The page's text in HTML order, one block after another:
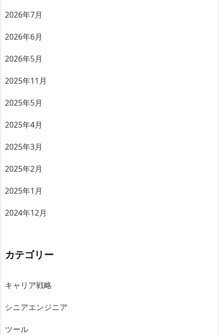
2026年7月
2026年6月
2026年5月
2025年11月
2025年5月
2025年4月
2025年3月
2025年2月
2025年1月
2024年12月
カテゴリー
キャリア戦略
シニアエンジニア
ツール